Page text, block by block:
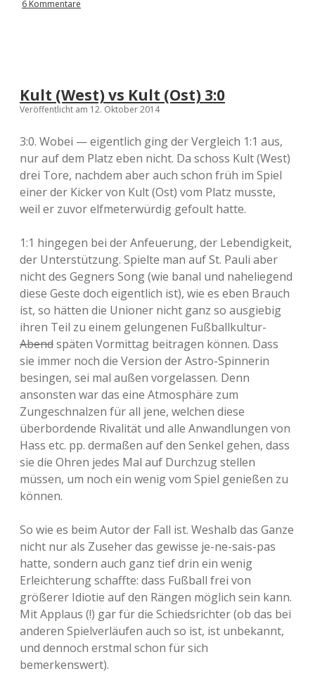
6 Kommentare
Kult (West) vs Kult (Ost) 3:0
Veröffentlicht am 12. Oktober 2014
3:0. Wobei — eigentlich ging der Vergleich 1:1 aus,
nur auf dem Platz eben nicht. Da schoss Kult (West)
drei Tore, nachdem aber auch schon früh im Spiel
einer der Kicker von Kult (Ost) vom Platz musste,
weil er zuvor elfmeterwürdig gefoult hatte.
1:1 hingegen bei der Anfeuerung, der Lebendigkeit,
der Unterstützung. Spielte man auf St. Pauli aber
nicht des Gegners Song (wie banal und naheliegend
diese Geste doch eigentlich ist), wie es eben Brauch
ist, so hätten die Unioner nicht ganz so ausgiebig
ihren Teil zu einem gelungenen Fußballkultur-
Abendspäten Vormittag beitragen können. Dass
sie immer noch die Version der Astro-Spinnerin
besingen, sei mal außen vorgelassen. Denn
ansonsten war das eine Atmosphäre zum
Zungeschnalzen für all jene, welchen diese
überbordende Rivalität und alle Anwandlungen von
Hass etc. pp. dermaßen auf den Senkel gehen, dass
sie die Ohren jedes Mal auf Durchzug stellen
müssen, um noch ein wenig vom Spiel genießen zu
können.
So wie es beim Autor der Fall ist. Weshalb das Ganze
nicht nur als Zuseher das gewisse je-ne-sais-pas
hatte, sondern auch ganz tief drin ein wenig
Erleichterung schaffte: dass Fußball frei von
größerer Idiotie auf den Rängen möglich sein kann.
Mit Applaus (!) gar für die Schiedsrichter (ob das bei
anderen Spielverläufen auch so ist, ist unbekannt,
und dennoch erstmal schon für sich
bemerkenswert).